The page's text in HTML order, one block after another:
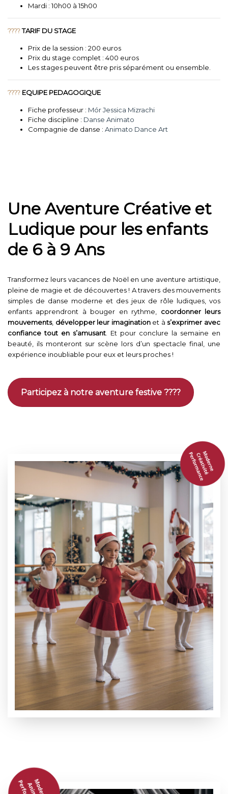
Mardi : 10h00 à 15h00
????TARIF DU STAGE
Prix de la session : 200 euros
Prix du stage complet : 400 euros
Les stages peuvent être pris séparément ou ensemble.
???? EQUIPE PEDAGOGIQUE
Fiche professeur : Mór Jessica Mizrachi
Fiche discipline : Danse Animato
Compagnie de danse : Animato Dance Art
Une Aventure Créative et
Ludique pour les enfants
de 6 à 9 Ans
Transformez leurs vacances de Noël en une aventure artistique,
pleine de magie et de découvertes ! A travers des mouvements
simples de danse moderne et des jeux de rôle ludiques, vos
enfants apprendront à bouger en rythme, coordonner leurs
mouvements, développer leur imaginationet às’exprimer avec
confiance tout en s’amusant . Et pour conclure la semaine en
beauté, ils monteront sur scène lors d’un spectacle final, une
expérience inoubliable pour eux et leurs proches !
Participez à notre aventure festive ????